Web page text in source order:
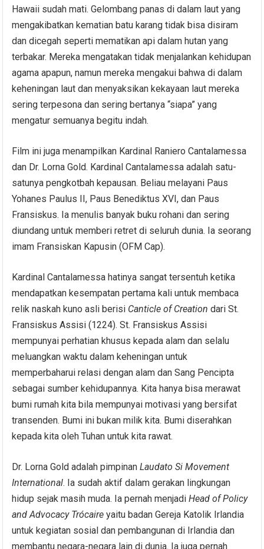
Hawaii sudah mati. Gelombang panas di dalam laut yang
mengakibatkan kematian batu karang tidak bisa disiram
dan dicegah seperti mematikan api dalam hutan yang
terbakar. Mereka mengatakan tidak menjalankan kehidupan
agama apapun, namun mereka mengakui bahwa di dalam
keheningan laut dan menyaksikan kekayaan laut mereka
sering terpesona dan sering bertanya “siapa” yang
mengatur semuanya begitu indah.
Film ini juga menampilkan Kardinal Raniero Cantalamessa
dan Dr. Lorna Gold. Kardinal Cantalamessa adalah satu-
satunya pengkotbah kepausan. Beliau melayani Paus
Yohanes Paulus II, Paus Benediktus XVI, dan Paus
Fransiskus. Ia menulis banyak buku rohani dan sering
diundang untuk memberi retret di seluruh dunia. Ia seorang
imam Fransiskan Kapusin (OFM Cap).
Kardinal Cantalamessa hatinya sangat tersentuh ketika
mendapatkan kesempatan pertama kali untuk membaca
relik naskah kuno asli berisi Canticle of Creation dari St.
Fransiskus Assisi (1224). St. Fransiskus Assisi
mempunyai perhatian khusus kepada alam dan selalu
meluangkan waktu dalam keheningan untuk
memperbaharui relasi dengan alam dan Sang Pencipta
sebagai sumber kehidupannya. Kita hanya bisa merawat
bumi rumah kita bila mempunyai motivasi yang bersifat
transenden. Bumi ini bukan milik kita. Bumi diserahkan
kepada kita oleh Tuhan untuk kita rawat.
Dr. Lorna Gold adalah pimpinanLaudato Si Movement
International. Ia sudah aktif dalam gerakan lingkungan
hidup sejak masih muda. Ia pernah menjadiHead of Policy
and Advocacy Trócaire yaitu badan Gereja Katolik Irlandia
untuk kegiatan sosial dan pembangunan di Irlandia dan
membantu negara-negara lain di dunia. Ia juga pernah